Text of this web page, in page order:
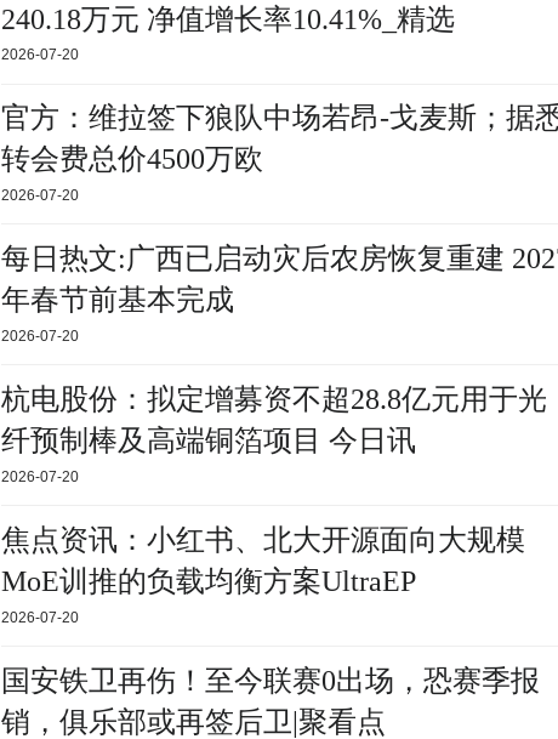
240.18万元 净值增长率10.41%_精选
2026-07-20
官方：维拉签下狼队中场若昂-戈麦斯；据
转会费总价4500万欧
2026-07-20
每日热文:广西已启动灾后农房恢复重建
年春节前基本完成
2026-07-20
杭电股份：拟定增募资不超28.8亿元用于光
纤预制棒及高端铜箔项目 今日讯
2026-07-20
焦点资讯：小红书、北大开源面向大规模
MoE训推的负载均衡方案UltraEP
2026-07-20
国安铁卫再伤！至今联赛0出场，恐赛季报
销，俱乐部或再签后卫|聚看点